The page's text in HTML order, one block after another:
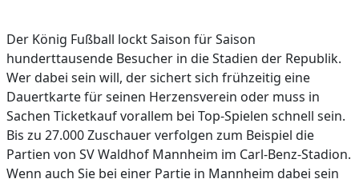
Der König Fußball lockt Saison für Saison
hunderttausende Besucher in die Stadien der Republik.
Wer dabei sein will, der sichert sich frühzeitig eine
Dauertkarte für seinen Herzensverein oder muss in
Sachen Ticketkauf vorallem bei Top-Spielen schnell sein.
Bis zu 27.000 Zuschauer verfolgen zum Beispiel die
Partien von SV Waldhof Mannheim im Carl-Benz-Stadion.
Wenn auch Sie bei einer Partie in Mannheim dabei sein